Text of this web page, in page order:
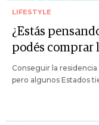
LIFESTYLE
¿Estás
podés comprar
Conseguir la
pero algunos Estados